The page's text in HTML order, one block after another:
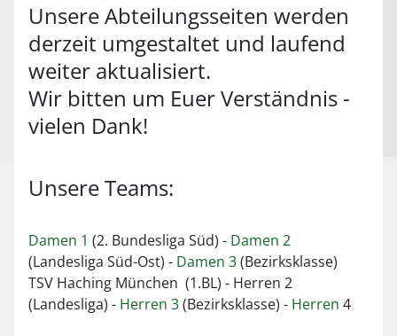
Unsere Abteilungsseiten werden
derzeit umgestaltet und laufend
weiter aktualisiert.
Wir bitten um Euer Verständnis -
vielen Dank!
Unsere Teams:
Damen 1 (2. Bundesliga Süd) - Damen 2
(Landesliga Süd-Ost) - Damen 3(Bezirksklasse)
TSV Haching München (1.BL) - Herren 2
(Landesliga) - Herren 3(Bezirksklasse) - Herren 4